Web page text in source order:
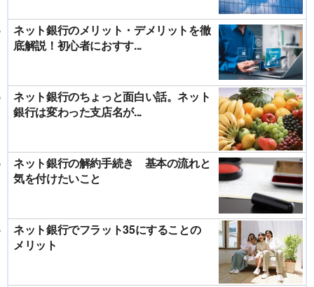
ネット銀行のメリット・デメリットを徹
底解説！初心者におすす...
ネット銀行のちょっと面白い話。ネット
銀行は変わった支店名が...
ネット銀行の解約手続き 基本の流れと
気を付けたいこと
ネット銀行でフラット35にすることの
メリット